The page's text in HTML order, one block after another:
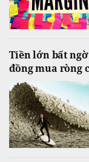
Tiền lớn bất
đồng mua ròng